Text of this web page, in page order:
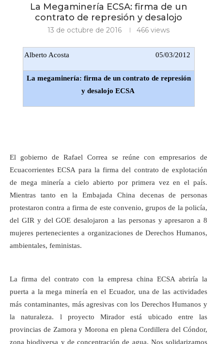
La Megaminería ECSA: firma de un
contrato de represión y desalojo
13 de octubre de 2016 466 views
Alberto Acosta 05/03/2012
La megaminería: firma de un contrato de represión
y desalojo ECSA
El gobierno de Rafael Correa se reúne con empresarios de
Ecuacorrientes ECSA para la firma del contrato de explotación
de mega minería a cielo abierto por primera vez en el país.
Mientras tanto en la Embajada China decenas de personas
protestaron contra a firma de este convenio, grupos de la policía,
del GIR y del GOE desalojaron a las personas y apresaron a 8
mujeres pertenecientes a organizaciones de Derechos Humanos,
ambientales, feministas.
La firma del contrato con la empresa china ECSA abriría la
puerta a la mega minería en el Ecuador, una de las actividades
más contaminantes, más agresivas con los Derechos Humanos y
la naturaleza. l proyecto Mirador está ubicado entre las
provincias de Zamora y Morona en plena Cordillera del Cóndor,
zona biodiversa y de concentración de agua. Nos solidarizamos